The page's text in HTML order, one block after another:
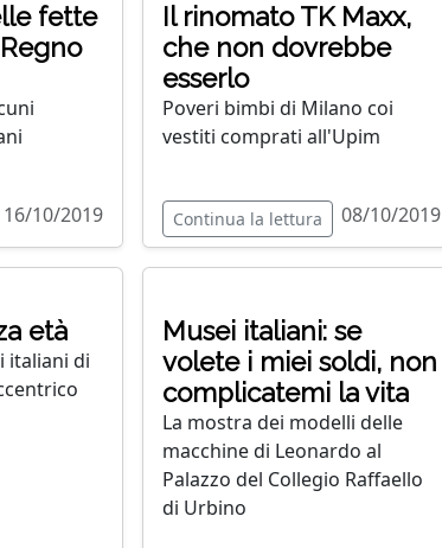
fette
16/10/2019
Il rinomato TK Maxx,
che non dovrebbe
esserlo
Poveri bimbi di Milano coi
vestiti comprati all'Upim
Continua la lettura 08/10/2019
età
italiani di
Musei italiani: se
volete i miei soldi, non
complicatemi la vita
La mostra dei modelli delle
macchine di Leonardo al
Palazzo del Collegio Raffaello
di Urbino